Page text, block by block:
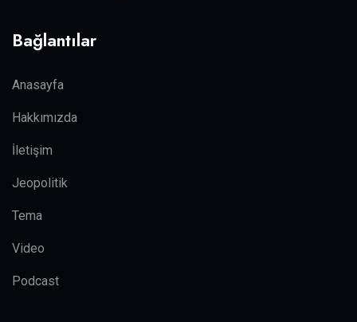
Bağlantılar
Anasayfa
Hakkımızda
İletişim
Jeopolitik
Tema
Video
Podcast